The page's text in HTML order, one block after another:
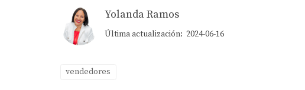
Yolanda Ramos
Última actualización: 2024-06-16
vendedores